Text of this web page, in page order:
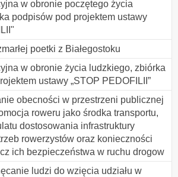
w obronie poczętego życia
podpisów pod projektem ustawy
poetki z Białegostoku
w obronie życia ludzkiego, zbiórka
ustawy „STOP PEDOFILII”
obecności w przestrzeni publicznej
roweru jako środka transportu,
dostosowania infrastruktury
rowerzystów oraz konieczności
ich bezpieczeństwa w ruchu drogow
ludzi do wzięcia udziału w